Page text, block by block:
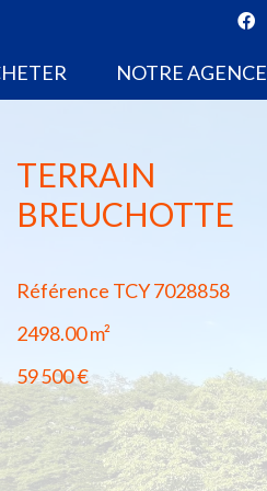
NOTRE AGENCE
TERRAIN
BREUCHOTTE
Référence TCY 7028858
2498.00m²
59 500 €